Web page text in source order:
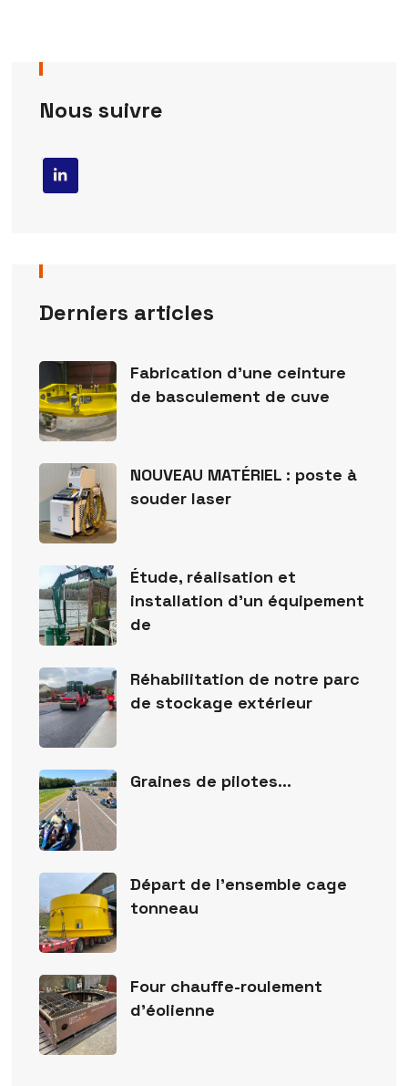
Nous suivre
Derniers articles
Fabrication d’une ceinture
de basculement de cuve
NOUVEAU MATÉRIEL : poste à
souder laser
Étude, réalisation et
installation d’un équipement
de
Réhabilitation de notre parc
de stockage extérieur
Graines de pilotes…
Départ de l’ensemble cage
tonneau
Four chauffe-roulement
d’éolienne